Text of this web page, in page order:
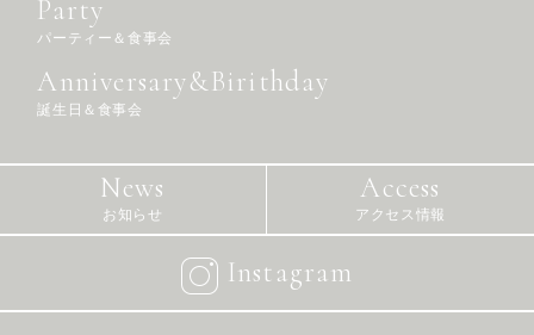
Party
パーティー＆食事会
Anniversary&Birithday
誕生日＆食事会
News
お知らせ
Access
アクセス情報
Instagram